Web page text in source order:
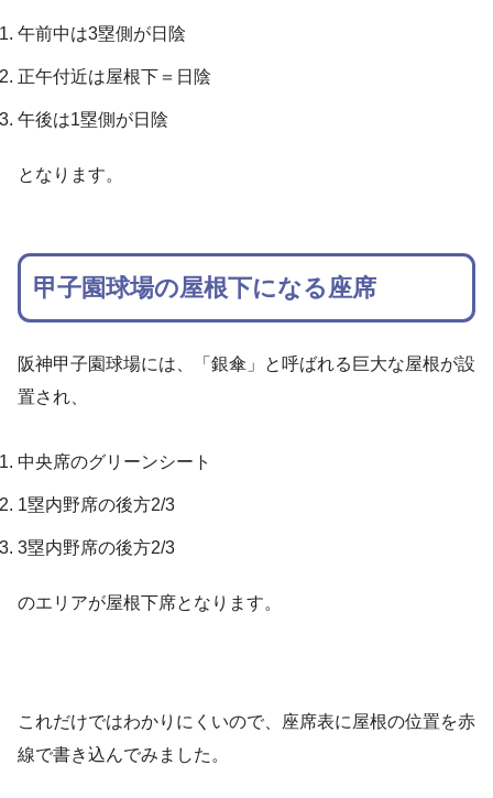
午前中は3塁側が日陰
正午付近は屋根下＝日陰
午後は1塁側が日陰
となります。
甲子園球場の屋根下になる座席
阪神甲子園球場には、「銀傘」と呼ばれる巨大な屋根が設
置され、
中央席のグリーンシート
1塁内野席の後方2/3
3塁内野席の後方2/3
のエリアが屋根下席となります。
これだけではわかりにくいので、座席表に屋根の位置を赤
線で書き込んでみました。